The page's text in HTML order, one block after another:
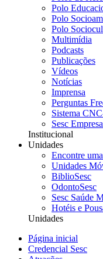
Polo
Polo
Polo
Multimídia
Podcasts
Publicações
Vídeos
Notícias
Imprensa
Perguntas
Sistema
Sesc
Institucional
Unidades
Encontre
Unidades
BiblioSesc
OdontoSesc
Sesc Saúde
Hotéis e
Unidades
Página inicial
Credencial Sesc